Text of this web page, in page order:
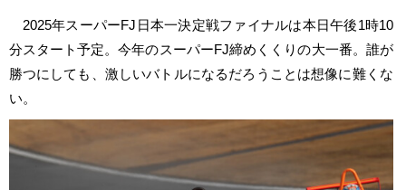
2025年スーパーFJ日本一決定戦ファイナルは本日午後1時10
分スタート予定。今年のスーパーFJ締めくくりの大一番。誰が
勝つにしても、激しいバトルになるだろうことは想像に難くな
い。